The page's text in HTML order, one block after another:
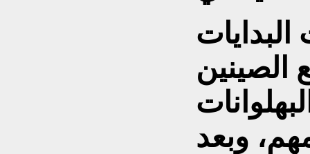
البدايات
الصينين
وبعد